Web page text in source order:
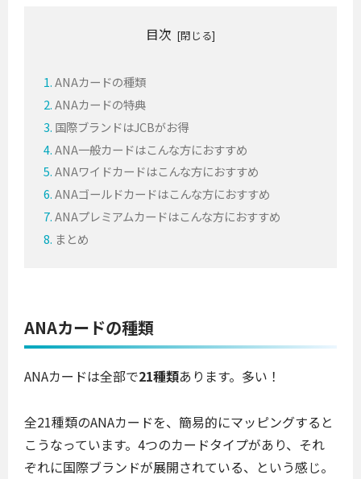
目次
ANAカードの種類
ANAカードの特典
国際ブランドはJCBがお得
ANA一般カードはこんな方におすすめ
ANAワイドカードはこんな方におすすめ
ANAゴールドカードはこんな方におすすめ
ANAプレミアムカードはこんな方におすすめ
まとめ
ANAカードの種類
ANAカードは全部で21種類あります。多い！
全21種類のANAカードを、簡易的にマッピングすると
こうなっています。4つのカードタイプがあり、それ
ぞれに国際ブランドが展開されている、という感じ。